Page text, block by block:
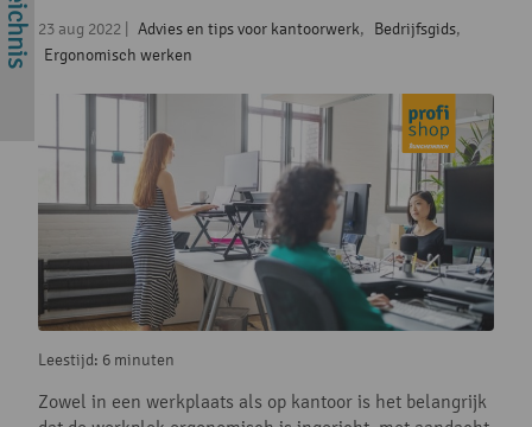
23 aug 2022 Advies en tips voor kantoorwerk, Bedrijfsgids,
Ergonomisch werken
Leestijd: 6 minuten
Zowel in een werkplaats als op kantoor is het belangrijk